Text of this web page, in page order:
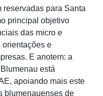
reservadas para Santa
principal objetivo
das micro e
orientações e
E anotem: a
está
apoiando mais este
blumenauenses de